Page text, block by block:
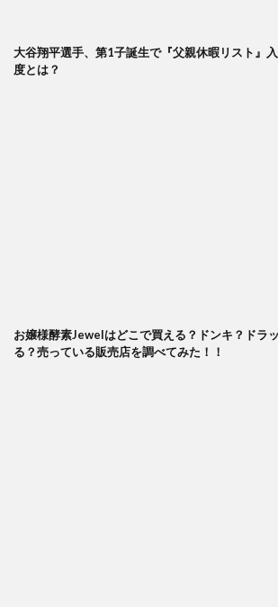
大谷翔平選手、第1子誕生で『父親休暇リスト』
度とは？
お嬢様酵素Jewelはどこで買える？ドンキ？ドラ
る？売っている販売店を調べてみた！！